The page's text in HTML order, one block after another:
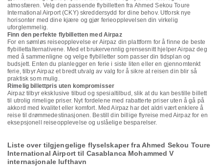
atmosfæren. Velg den passende flybilletten fra Ahmed Sekou Toure
International Airport (CKY) skreddersydd for dine behov. Utforsk nye
horisonter med dine kjære og gjør ferieopplevelsen din virkelig
uforglemmelig.
Finn den perfekte flybilletten med Airpaz
For en sømløs reiseopplevelse er Airpaz din plattform for å finne de beste
flybillettalternativene. Med et brukervennlig grensesnitt hjelper Airpaz deg
med å sammenligne og velge flybilletter som passer din tidsplan og
budsjett. Enten du planlegger en ferie i siste liten eller en gjennomtenkt
ferie, tilbyr Airpaz et bredt utvalg av valg for å sikre at reisen din blir så
praktisk som mulig.
Rimelig billettpris uten kompromisser
Airpaz tilbyr eksklusive tilbud og spesialtilbud, slik at du kan bestille billett
til utrolig rimelige priser. Nyt fordelene med rabatterte priser uten å gå på
akkord med kvalitet eller komfort. Med Airpaz har det aldri vært enklere å
reise til drømmedestinasjonen. Bestill din billige flyreise med Airpaz for en
eksepsjonell reiseopplevelse og uslåelige besparelser.
Liste over tilgjengelige flyselskaper fra Ahmed Sekou Toure
International Airport til Casablanca Mohammed V
internasjonale lufthavn